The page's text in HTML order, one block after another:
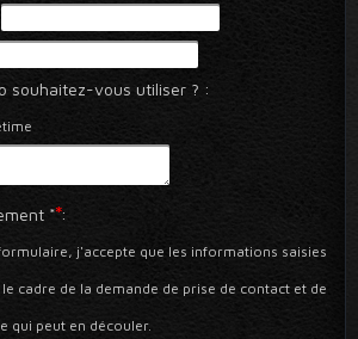
souhaitez-vous utiliser ? :
**
:
j'accepte que les informations saisies
cadre de la demande de prise de contact et de
qui peut en découler.